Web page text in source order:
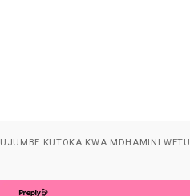
UJUMBE KUTOKA KWA MDHAMINI WETU